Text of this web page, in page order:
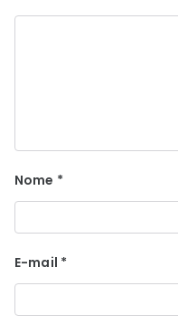
Nome *
E-mail *